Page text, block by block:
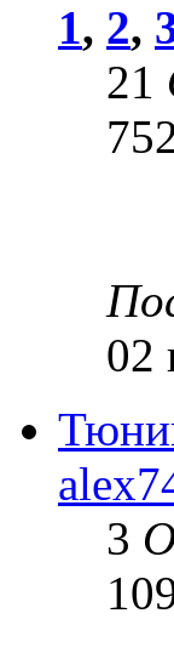
1, 2,
21
02
3